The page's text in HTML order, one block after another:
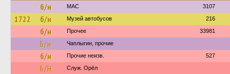
б/н МАС 3107
1722 б/н Музей автобусов 216
б/н Прочее 33981
Б/н Чаплыгин, прочие
б/н Прочие неизв. 527
Б/Н Служ. Орёл